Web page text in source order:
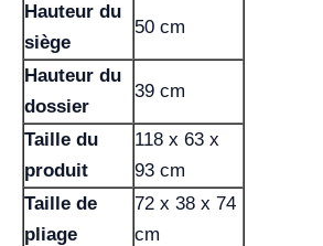
Hauteur du
siège
50 cm
Hauteur du
dossier
39 cm
Taille du
produit
118 x 63 x
93 cm
Taille de
pliage
72 x 38 x 74
cm